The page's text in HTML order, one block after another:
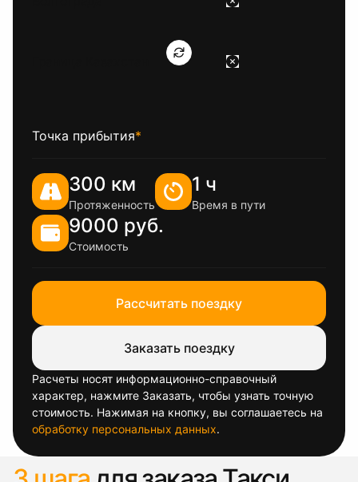
Точка прибытия*
300 км
Протяженность
1 ч
Время в пути
9000 руб.
Стоимость
Рассчитать поездку
Заказать поездку
Расчеты носят информационно-справочный
характер, нажмите Заказать, чтобы узнать точную
стоимость. Нажимая на кнопку, вы соглашаетесь на
обработку персональных данных.